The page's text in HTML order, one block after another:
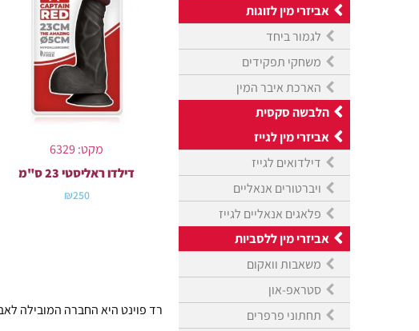
אביזרי מין לזוגות
לגמור ביחד
משחקי תפקידים
הארכת איבר המין
הלבשה סקסית
אביזרי מין לגייז
דילדואים לגייז
ויברטורים אנאליים
פלאגים אנאליים לגייז
אביזרי מין ללסביות
משאבות וואקום
סטראפ-און
תחתוני פרפרים
מקט: 6329
דילדו ראליסטי 23 ס"מ
₪250
רד פוינט היא החברה המובילה